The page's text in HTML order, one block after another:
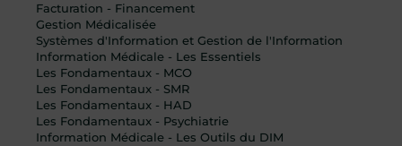
Facturation - Financement
Gestion Médicalisée
Systèmes d'Information et Gestion de l'Information
Information Médicale - Les Essentiels
Les Fondamentaux - MCO
Les Fondamentaux - SMR
Les Fondamentaux - HAD
Les Fondamentaux - Psychiatrie
Information Médicale - Les Outils du DIM